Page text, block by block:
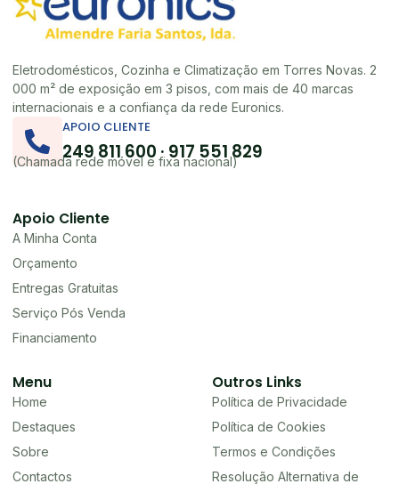
Eletrodomésticos, Cozinha e Climatização em Torres Novas. 2
000 m² de exposição em 3 pisos, com mais de 40 marcas
internacionais e a confiança da rede Euronics.
APOIO CLIENTE
249 811 600 · 917 551 829
(Chamada rede móvel e fixa nacional)
Apoio Cliente
A Minha Conta
Orçamento
Entregas Gratuitas
Serviço Pós Venda
Financiamento
Menu
Home
Destaques
Sobre
Contactos
Outros Links
Política de Privacidade
Política de Cookies
Termos e Condições
Resolução Alternativa de